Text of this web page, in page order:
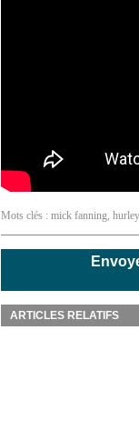
Mots clés : mick fanning,
ARTICLES RELATIFS